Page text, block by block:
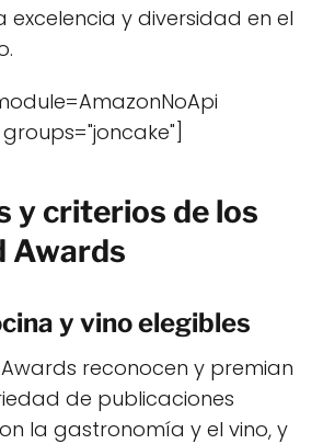
excelencia y diversidad en el
y criterios de los
Awards
y vino elegibles
reconocen y premian
de publicaciones
la gastronomía y el vino, y